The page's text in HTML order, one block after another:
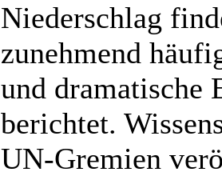
Niederschlag
zunehmend
und dramatische
berichtet.
UN-Gremien